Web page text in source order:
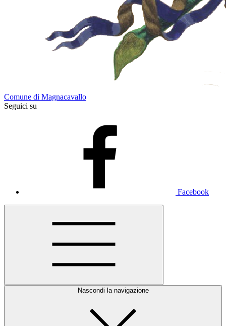
Comune di Magnacavallo
Seguici su
Facebook
Nascondi la navigazione